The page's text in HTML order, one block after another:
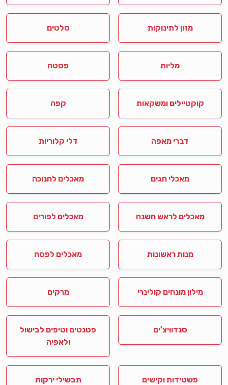
מזון לתינוקות סלטים
מליות פסטה
קוקטיילים ומשקאות קפה
דברי מאפה דלי קלוריות
מאכלי חגים מאכלים לחנוכה
מאכלים לראש השנה מאכלים לפורים
מנות ראשונות מאכלים לפסח
מילון מונחים קולינרי מרקים
סנדוויצ'ים
פטנטים וטיפים לבישול
ולאפיה
פשטידות וקישים תבשילי ירקות